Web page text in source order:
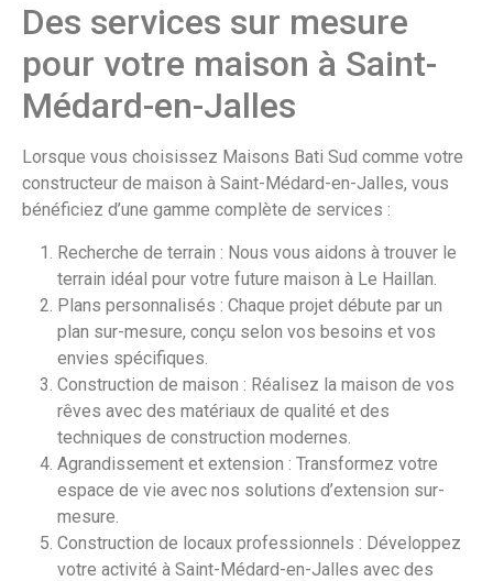
Des services sur mesure
pour votre maison à Saint-
Médard-en-Jalles
Lorsque vous choisissez Maisons Bati Sud comme votre
constructeur de maison à Saint-Médard-en-Jalles, vous
bénéficiez d’une gamme complète de services :
Recherche de terrain : Nous vous aidons à trouver le
terrain idéal pour votre future maison à Le Haillan.
Plans personnalisés : Chaque projet débute par un
plan sur-mesure, conçu selon vos besoins et vos
envies spécifiques.
Construction de maison : Réalisez la maison de vos
rêves avec des matériaux de qualité et des
techniques de construction modernes.
Agrandissement et extension : Transformez votre
espace de vie avec nos solutions d’extension sur-
mesure.
Construction de locaux professionnels : Développez
votre activité à Saint-Médard-en-Jalles avec des